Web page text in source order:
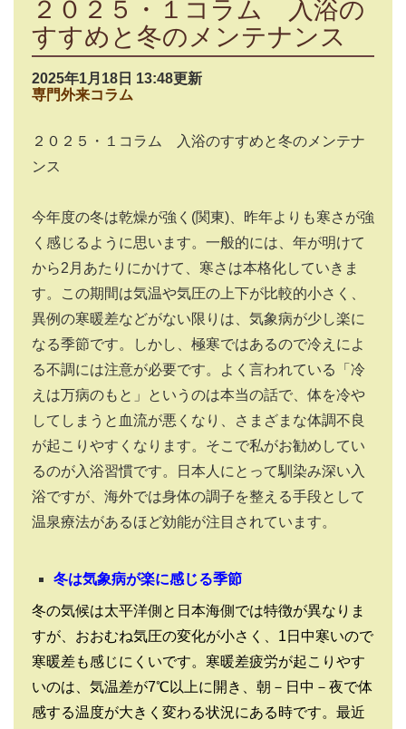
２０２５・１コラム 入浴の
すすめと冬のメンテナンス
2025年1月18日 13:48更新
専門外来コラム
２０２５・１コラム 入浴のすすめと冬のメンテナ
ンス
今年度の冬は乾燥が強く (関東) 、昨年よりも寒さが強
く感じるように思います。一般的には、年が明けて
から2 月あたりにかけて、寒さは本格化していきま
す。この期間は気温や気圧の上下が比較的小さく、
異例の寒暖差などがない限りは、気象病が少し楽に
なる季節です。しかし、極寒ではあるので冷えによ
る不調には注意が必要です。よく言われている「冷
えは万病のもと」というのは本当の話で、体を冷や
してしまうと血流が悪くなり、さまざまな体調不良
が起こりやすくなります。そこで私がお勧めしてい
るのが入浴習慣です。日本人にとって馴染み深い入
浴ですが、海外では身体の調子を整える手段として
温泉療法があるほど効能が注目されています。
冬は気象病が楽に感じる季節
冬の気候は太平洋側と日本海側では特徴が異なりま
すが、おおむね気圧の変化が小さく、1日中寒いので
寒暖差も感じにくいです。寒暖差疲労が起こりやす
いのは、気温差が7℃以上に開き、朝－日中－夜で体
感する温度が大きく変わる状況にある時です。最近